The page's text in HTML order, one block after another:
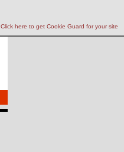
Click here to get Cookie Guard for your site